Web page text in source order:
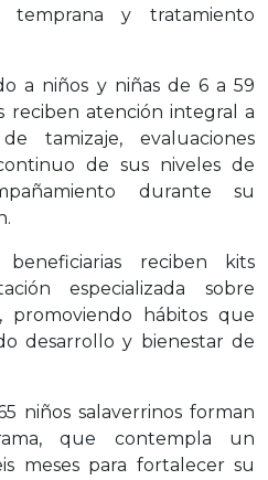
temprana y tratamiento
a niños y niñas de 6 a 59
reciben atención integral a
tamizaje, evaluaciones
de sus niveles de
durante su
beneficiarias reciben kits
especializada sobre
promoviendo hábitos que
desarrollo y bienestar de
niños salaverrinos forman
que contempla un
meses para fortalecer su